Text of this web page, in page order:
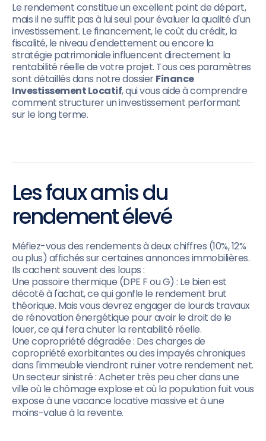
Le rendement constitue un excellent point de départ,
mais il ne suffit pas à lui seul pour évaluer la qualité d'un
investissement. Le financement, le coût du crédit, la
fiscalité, le niveau d'endettement ou encore la
stratégie patrimoniale influencent directement la
rentabilité réelle de votre projet. Tous ces paramètres
sont détaillés dans notre dossierFinance
Investissement Locatif, qui vous aide à comprendre
comment structurer un investissement performant
sur le long terme.
Les faux amis du
rendement élevé
Méfiez-vous des rendements à deux chiffres (10%, 12%
ou plus) affichés sur certaines annonces immobilières.
Ils cachent souvent des loups :
Une passoire thermique (DPE F ou G) : Le bien est
décoté à l'achat, ce qui gonfle le rendement brut
théorique. Mais vous devrez engager de lourds travaux
de rénovation énergétique pour avoir le droit de le
louer, ce qui fera chuter la rentabilité réelle.
Une copropriété dégradée : Des charges de
copropriété exorbitantes ou des impayés chroniques
dans l'immeuble viendront ruiner votre rendement net.
Un secteur sinistré : Acheter très peu cher dans une
ville où le chômage explose et où la population fuit vous
expose à une vacance locative massive et à une
moins-value à la revente.